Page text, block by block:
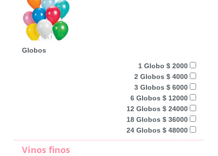
Globos
1 Globo $ 2000
2 Globos $ 4000
3 Globos $ 6000
6 Globos $ 12000
12 Globos $ 24000
18 Globos $ 36000
24 Globos $ 48000
Vinos finos